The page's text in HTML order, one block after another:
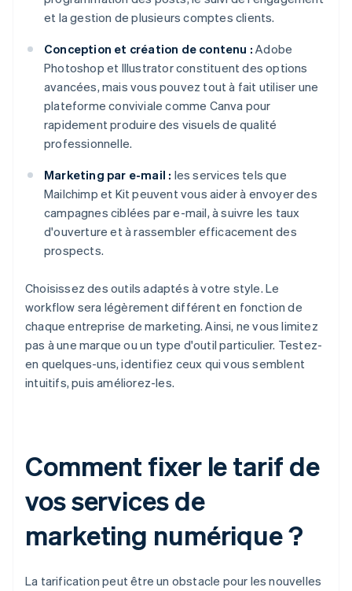
et la gestion de plusieurs comptes clients.
Conception et création de contenu : Adobe
Photoshop et Illustrator constituent des options
avancées, mais vous pouvez tout à fait utiliser une
plateforme conviviale comme Canva pour
rapidement produire des visuels de qualité
professionnelle.
Marketing par e-mail : les services tels que
Mailchimp et Kit peuvent vous aider à envoyer des
campagnes ciblées par e-mail, à suivre les taux
d'ouverture et à rassembler efficacement des
prospects.
Choisissez des outils adaptés à votre style. Le
workflow sera légèrement différent en fonction de
chaque entreprise de marketing. Ainsi, ne vous limitez
pas à une marque ou un type d'outil particulier. Testez-
en quelques-uns, identifiez ceux qui vous semblent
intuitifs, puis améliorez-les.
Comment fixer le tarif de
vos services de
marketing numérique ?
La tarification peut être un obstacle pour les nouvelles